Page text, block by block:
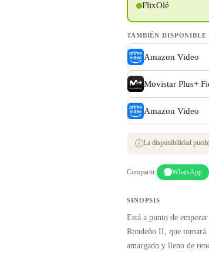
FlixOlé
TAMBIÉN DISPONIBLE
Amazon Video
Movistar Plus+
Amazon Video
La disponibilidad
Compartir: WhatsApp
SINOPSIS
Está a punto de
Rondeño II, que
amargado y lleno de